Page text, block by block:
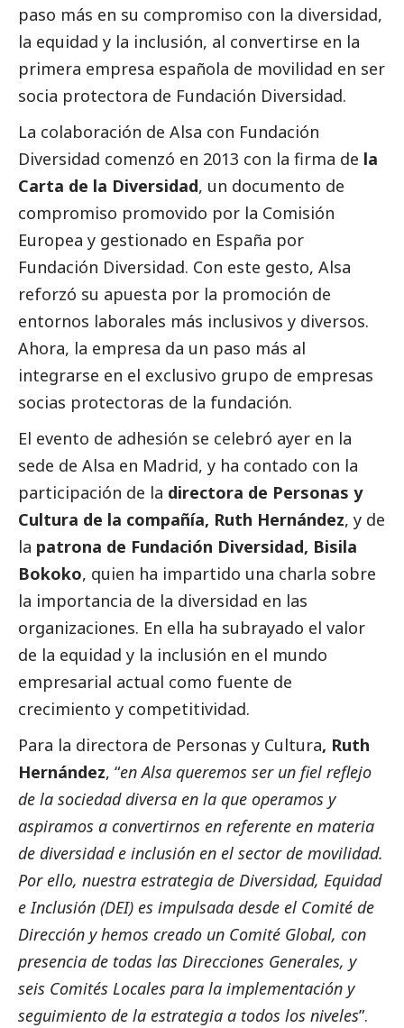
paso más en su compromiso con la diversidad,
la equidad y la inclusión, al convertirse en la
primera empresa española de movilidad en ser
socia protectora de Fundación Diversidad.
La colaboración de Alsa con Fundación
Diversidad comenzó en 2013 con la firma de la
Carta de la Diversidad, un documento de
compromiso promovido por la Comisión
Europea y gestionado en España por
Fundación Diversidad. Con este gesto, Alsa
reforzó su apuesta por la promoción de
entornos laborales más inclusivos y diversos.
Ahora, la empresa da un paso más al
integrarse en el exclusivo grupo de empresas
socias protectoras de la fundación.
El evento de adhesión se celebró ayer en la
sede de Alsa en Madrid, y ha contado con la
participación de la directora de Personas y
Cultura de la compañía, Ruth Hernández, y de
la patrona de Fundación Diversidad, Bisila
Bokoko, quien ha impartido una charla sobre
la importancia de la diversidad en las
organizaciones. En ella ha subrayado el valor
de la equidad y la inclusión en el mundo
empresarial actual como fuente de
crecimiento y competitividad.
Para la directora de Personas y Cultura, Ruth
Hernández, “en Alsa queremos ser un fiel reflejo
de la sociedad diversa en la que operamos y
aspiramos a convertirnos en referente en materia
de diversidad e inclusión en el sector de movilidad.
Por ello, nuestra estrategia de Diversidad, Equidad
e Inclusión (DEI) es impulsada desde el Comité de
Dirección y hemos creado un Comité Global, con
presencia de todas las Direcciones Generales, y
seis Comités Locales para la implementación y
seguimiento de la estrategia a todos los niveles”.